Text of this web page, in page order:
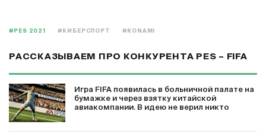
#PES 2021 #КИБЕРСПОРТ #KONAMI
РАССКАЗЫВАЕМ ПРО КОНКУРЕНТА PES – FIFA
Игра FIFA появилась в больничной палате на
бумажке и через взятку китайской
авиакомпании. В идею не верил никто